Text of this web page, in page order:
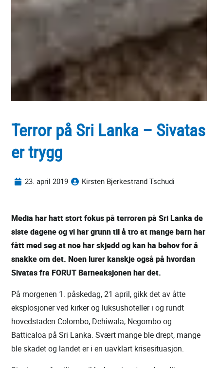
Terror på Sri Lanka – Sivatas
er trygg
23. april 2019 Kirsten Bjerkestrand Tschudi
Media har hatt stort fokus på terroren på Sri Lanka de
siste dagene og vi har grunn til å tro at mange barn har
fått med seg at noe har skjedd og kan ha behov for å
snakke om det. Noen lurer kanskje også på hvordan
Sivatas fra FORUT Barneaksjonen har det.
På morgenen 1. påskedag, 21 april, gikk det av åtte
eksplosjoner ved kirker og luksushoteller i og rundt
hovedstaden Colombo, Dehiwala, Negombo og
Batticaloa på Sri Lanka. Svært mange ble drept, mange
ble skadet og landet er i en uavklart krisesituasjon.